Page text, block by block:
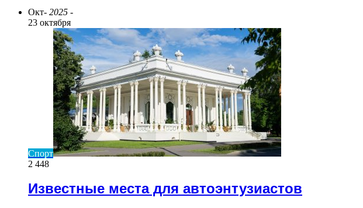
Окт- 2025 -
23 октября
Спорт
2 448
Известные места для автоэнтузиастов